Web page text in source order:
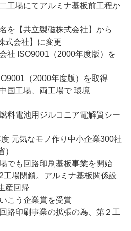
工場にてアルミナ基板前工程か
を【共立製磁株式会社】から
式会社】に変更
社 ISO9001（2000年度版）を
（2000年度版）を取得
国工場、両工場で 環境
料電池用ジルコニア電解質シー
元気なモノ作り中小企業300社
でも回路印刷基板事業を開始
場閉鎖。アルミナ基板関係設
産回帰
こう企業賞を受賞
路印刷事業の拡張の為、第２工